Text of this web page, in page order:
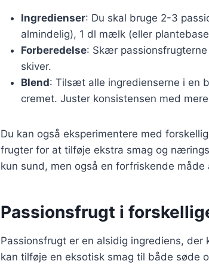
Ingredienser: Du skal bruge 2-3
almindelig), 1 dl mælk (eller
Forberedelse: Skær
skiver.
Blend: Tilsæt alle ingredienserne i en
cremet. Juster konsistensen med
Du kan også eksperimentere med
frugter for at tilføje ekstra smag og
kun sund, men også en forfriskende
Passionsfrugt i
Passionsfrugt er en alsidig ingrediens,
kan tilføje en eksotisk smag til både søde